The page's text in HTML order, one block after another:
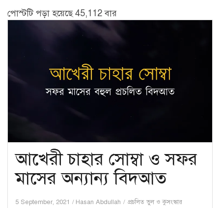
পোস্টটি পড়া হয়েছে 45,112 বার
আখেরী চাহার সোম্বা ও সফর
মাসের অন্যান্য বিদআত
5 September, 2021 Hasan Abdullah প্রচলিত ভুল ও কুসংস্কার